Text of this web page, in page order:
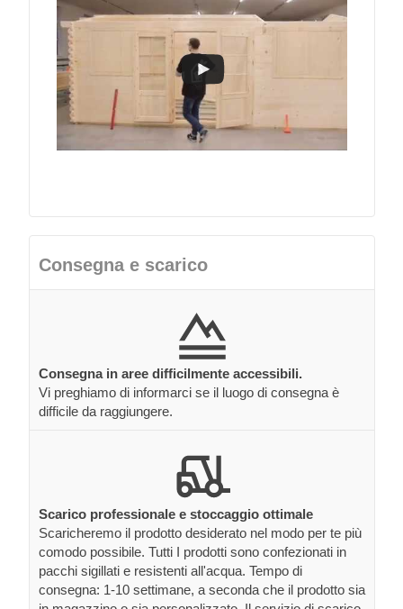
Consegna e scarico
Consegna in aree difficilmente accessibili.
Vi preghiamo di informarci se il luogo di consegna è
difficile da raggiungere.
Scarico professionale e stoccaggio ottimale
Scaricheremo il prodotto desiderato nel modo per te più
comodo possibile. Tutti I prodotti sono confezionati in
pacchi sigillati e resistenti all'acqua. Tempo di
consegna: 1-10 settimane, a seconda che il prodotto sia